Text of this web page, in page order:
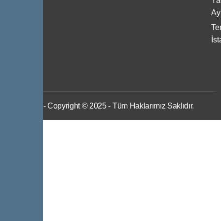
- Copyright © 2025 - Tüm Haklarımız Saklıdır.